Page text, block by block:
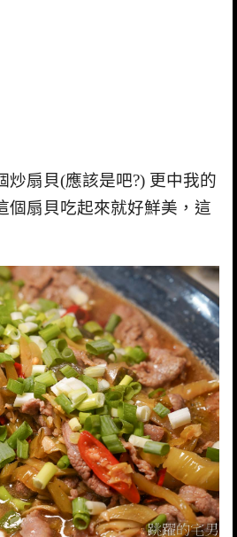
炒扇貝(應該是吧?) 更中我的
個扇貝吃起來就好鮮美，這